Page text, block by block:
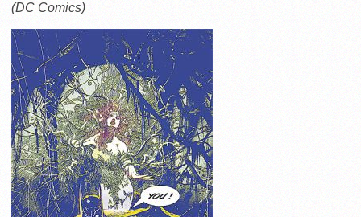
(DC Comics)